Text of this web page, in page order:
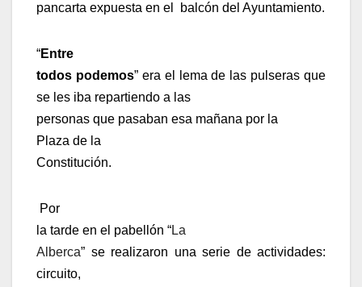
pancarta expuesta en el
balcón del Ayuntamiento.
“Entre
todos podemos” era el lema de las pulseras que
se les iba repartiendo a las
personas que pasaban esa mañana por la
Plaza de la
Constitución.
Por
la tarde en el pabellón “La
Alberca” se realizaron una serie de actividades:
circuito,